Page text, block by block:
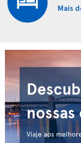
Mais
Viaje aos